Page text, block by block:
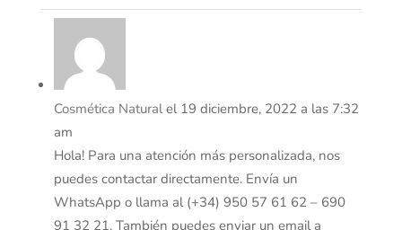
Cosmética Natural el 19 diciembre, 2022 a las 7:32
am
Hola! Para una atención más personalizada, nos
puedes contactar directamente. Envía un
WhatsApp o llama al (+34) 950 57 61 62 – 690
91 32 21. También puedes enviar un email a